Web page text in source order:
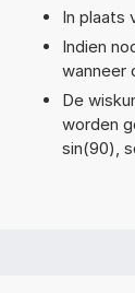
In plaats
Indien
wanneer
De
worden
sin(90),